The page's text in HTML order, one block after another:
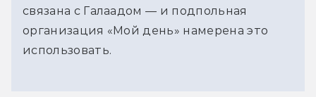
связана с Галаадом — и подпольная
организация «Мой день» намерена это
использовать.